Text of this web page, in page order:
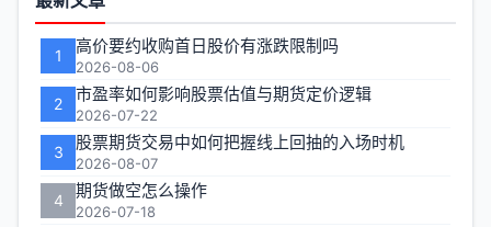
表
-
第
页
能
区
1 高价要约收购首日股价有涨跌限制吗
2026-08-06
2 市盈率如何影响股票估值与期货定价逻辑
2026-07-22
3 股票期货交易中如何把握线上回抽的入场时机
2026-08-07
4 期货做空怎么操作
2026-07-18